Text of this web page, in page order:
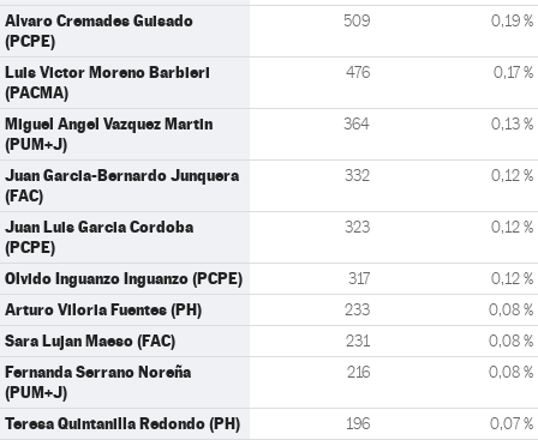
Alvaro Cremades Guisado
(PCPE)
509 0,19 %
Luis Victor Moreno Barbieri
(PACMA)
476 0,17 %
Miguel Angel Vazquez Martin
(PUM+J)
364 0,13 %
Juan Garcia-Bernardo Junquera
(FAC)
332 0,12 %
Juan Luis Garcia Cordoba
(PCPE)
323 0,12 %
Olvido Inguanzo Inguanzo (PCPE) 317 0,12 %
Arturo Viloria Fuentes (PH) 233 0,08 %
Sara Lujan Maeso (FAC) 231 0,08 %
Fernanda Serrano Noreña
(PUM+J)
216 0,08 %
Teresa Quintanilla Redondo (PH) 196 0,07 %